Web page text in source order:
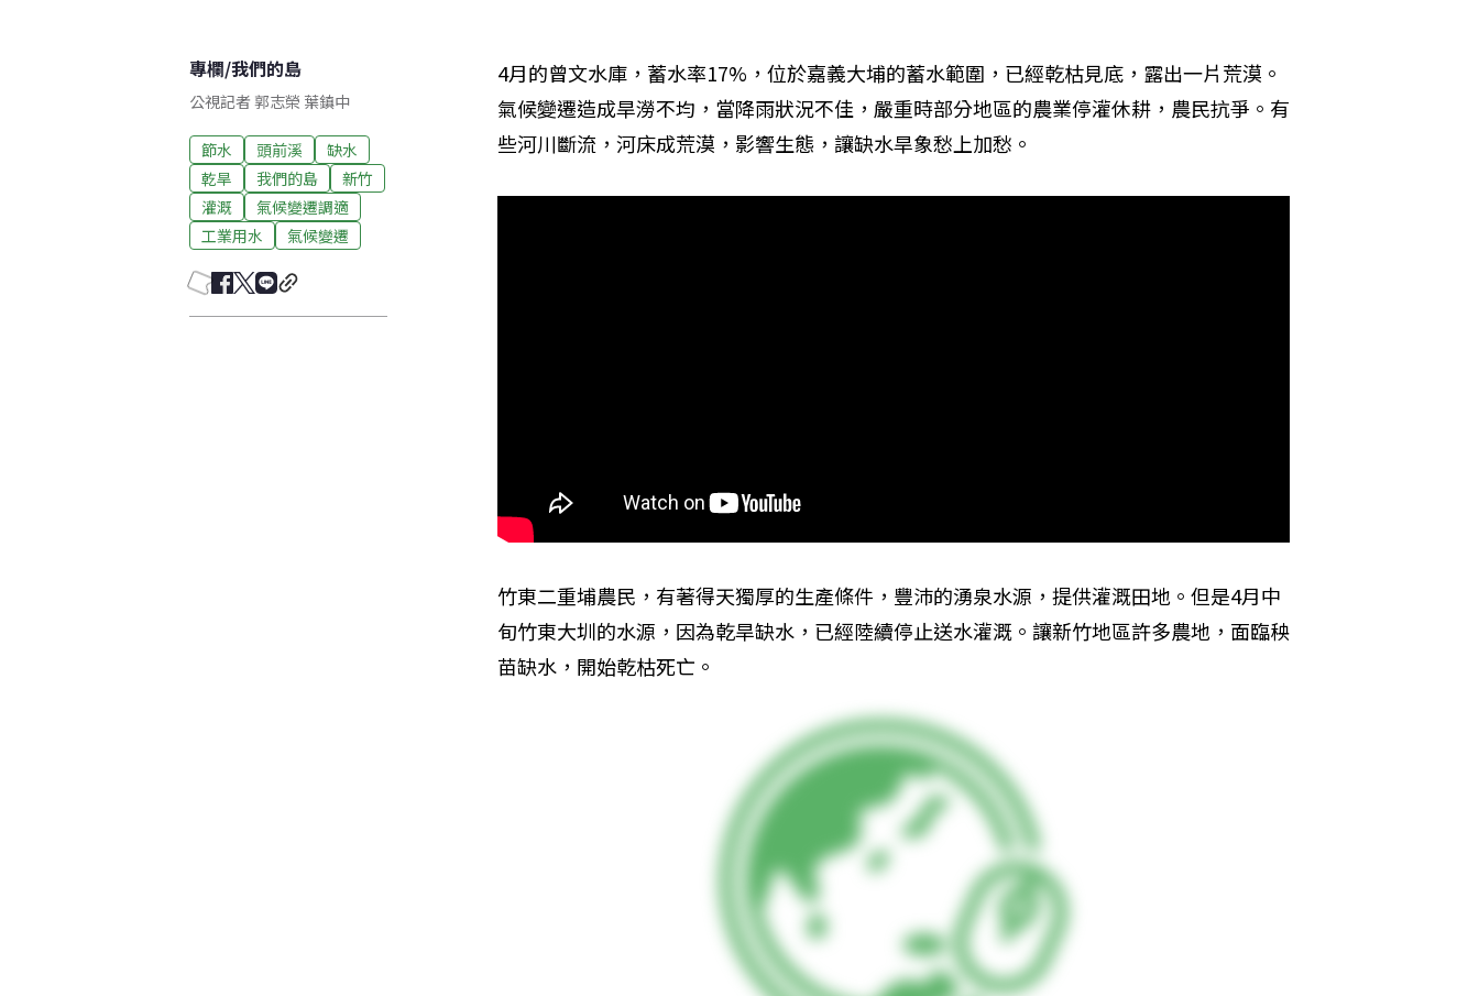
專欄/我們的島
公視記者 郭志榮 葉鎮中
節水 頭前溪
缺水
乾旱
我們的島
新竹
灌溉
氣候變遷調適
工業用水
氣候變遷
4月的曾文水庫，蓄水率17%，位於嘉義大埔的蓄水範圍，已經乾枯見底，露出一片荒漠。
氣候變遷造成旱澇不均，當降雨狀況不佳，嚴重時部分地區的農業停灌休耕，農民抗爭。有
些河川斷流，河床成荒漠，影響生態，讓缺水旱象愁上加愁。
竹東二重埔農民，有著得天獨厚的生產條件，豐沛的湧泉水源，提供灌溉田地。但是4月中
旬竹東大圳的水源，因為乾旱缺水，已經陸續停止送水灌溉。讓新竹地區許多農地，面臨秧
苗缺水，開始乾枯死亡。